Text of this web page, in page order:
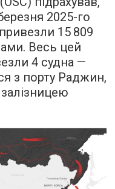
2025-го
привезли 15 809
Весь цей
4 судна —
з порту Раджин,